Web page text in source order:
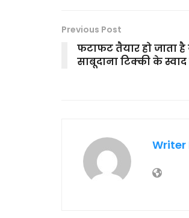
Previous Post
फटाफट तैयार हो जाता
साबूदाना टिक्की के
Writer